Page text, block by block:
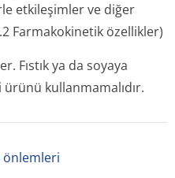
etkileşimler ve diğer
Farmakokinetik özellikler)
Fıstık ya da soyaya
kullanmamalıdır.
önlemleri